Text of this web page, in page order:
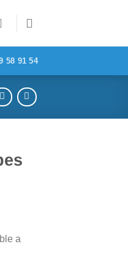
58 91 54
a